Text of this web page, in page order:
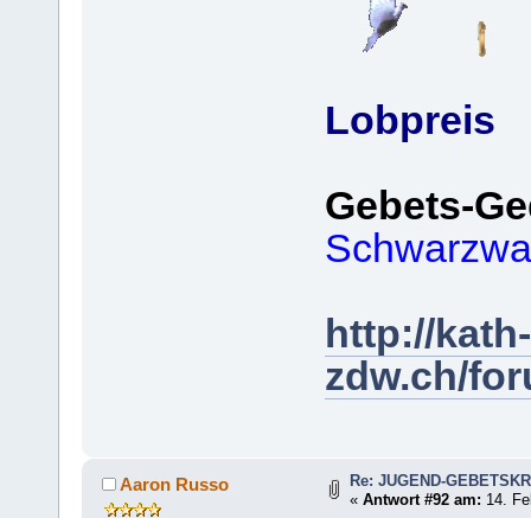
Lobpreis
Gebets-
http://kath-
zdw.ch/
Aaron Russo
Re: JUGEND-
«Antwort #92 am: 14.